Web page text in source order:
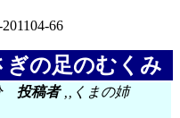
66
ぎの足のむくみ
投稿者‚­‚くまの姉